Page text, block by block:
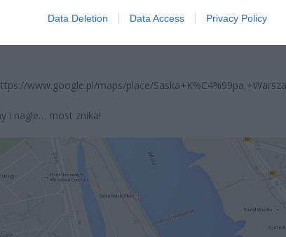
Data Deletion Data Access Privacy Policy
2026 12:56
www.google.pl/maps/place/
i nagle… most znika!